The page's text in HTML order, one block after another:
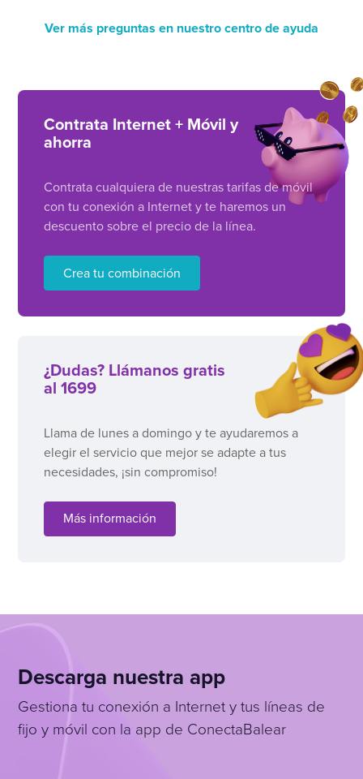
Ver más preguntas en nuestro centro de ayuda
Contrata Internet + Móvil y
ahorra
Contrata cualquiera de nuestras tarifas de móvil
con tu conexión a Internet y te haremos un
descuento sobre el precio de la línea.
Crea tu combinación
¿Dudas? Llámanos gratis
al 1699
Llama de lunes a domingo y te ayudaremos a
elegir el servicio que mejor se adapte a tus
necesidades, ¡sin compromiso!
Más información
Descarga nuestra app
Gestiona tu conexión a Internet y tus líneas de
fijo y móvil con la app de ConectaBalear